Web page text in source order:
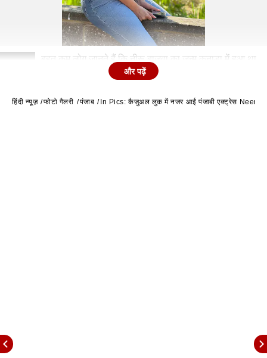
बहुत कम लोग जानते हैं कि नीरू बाजवा का जन्म कनाडा में हुआ था
लेकिन एक्टिंग का शौक उन्हें इंडिया खींच लाया.
और पढ़ें
हिंदी न्यूज़ फोटो गैलरी पंजाब In Pics: कैजुअल लुक में नजर आईं पंजाबी एक्ट्रेस Neeru